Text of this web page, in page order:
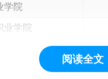
学院
业学院
技术学院
阅读全文